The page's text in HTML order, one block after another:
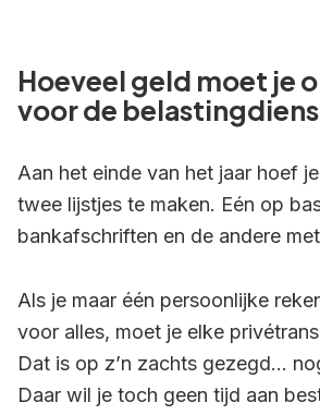
Hoeveel geld moet je
voor de
Aan het einde van het jaar hoef
twee lijstjes te maken. Eén op
bankafschriften en de andere
Als je maar één persoonlijke
voor alles, moet je elke
Dat is op z’n zachts gezegd…
Daar wil je toch geen tijd aan